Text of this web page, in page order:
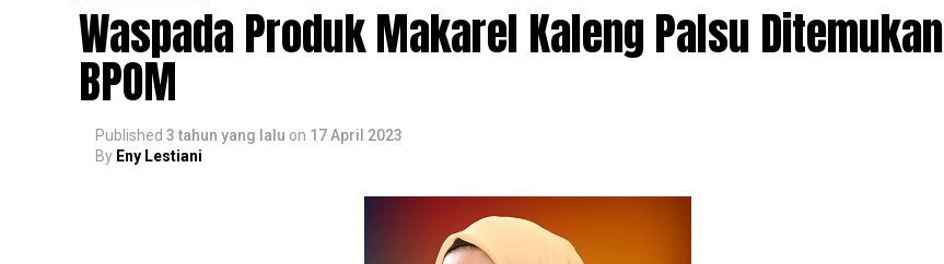
Waspada Produk Makarel Kaleng Palsu Ditemukan
BPOM
Published 3 tahun yang lalu on 17 April 2023
By Eny Lestiani